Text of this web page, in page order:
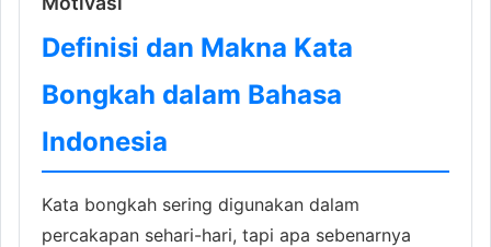
Definisi dan Makna Kata
Bongkah dalam Bahasa
Indonesia
Kata bongkah sering digunakan dalam
percakapan sehari-hari, tapi apa sebenarnya